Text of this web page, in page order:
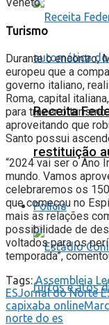
Receita
restituição
Polícia
Vêneto.
Turismo
Durante o encontro,
europeu que a
governo italiano,
Roma, capital
para trazer o
aproveitando que
Santo possui
“2024 vai ser o Ano
mundo. Vamos
celebraremos os
que começou no
mais as relações
possibilidade de
voltados para os
temporada”,
Tags: Assembleia
ESJornal do Norte
capixaba online
norte do es